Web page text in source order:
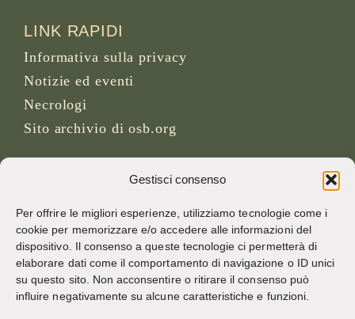
Gestisci consenso
Per offrire le migliori esperienze, utilizziamo tecnologie come i
cookie per memorizzare e/o accedere alle informazioni del
dispositivo. Il consenso a queste tecnologie ci permetterà di
elaborare dati come il comportamento di navigazione o ID unici
su questo sito. Non acconsentire o ritirare il consenso può
influire negativamente su alcune caratteristiche e funzioni.
LINK RAPIDI
Informativa sulla privacy
Notizie ed eventi
Necrologi
Sito archivio di osb.org
SOCIAL MEDIA
CREDITI